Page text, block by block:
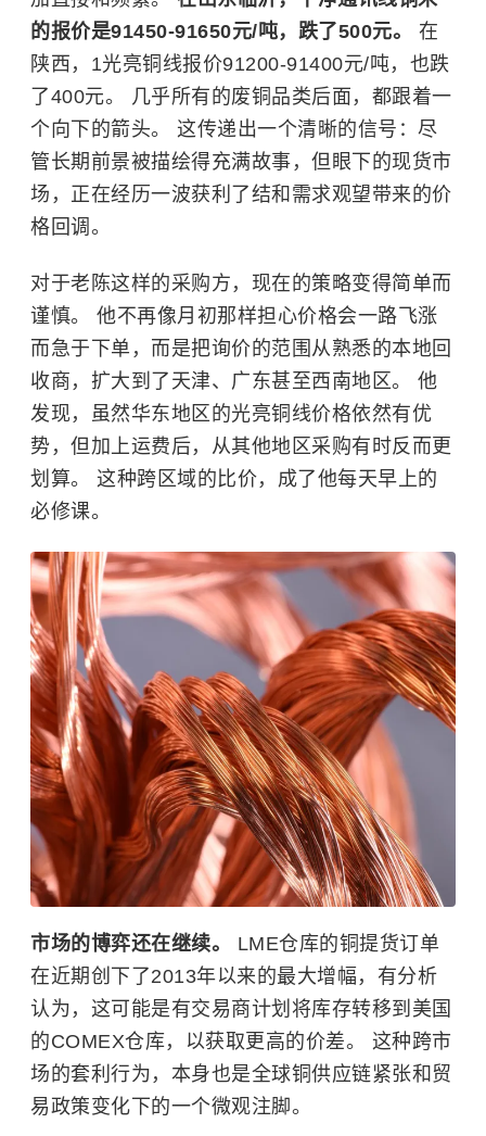
的报价是91450-91650元/吨，跌了500元。 在
陕西，1光亮铜线报价91200-91400元/吨，也跌
了400元。 几乎所有的废铜品类后面，都跟着一
个向下的箭头。 这传递出一个清晰的信号：尽
管长期前景被描绘得充满故事，但眼下的现货市
场，正在经历一波获利了结和需求观望带来的价
格回调。
对于老陈这样的采购方，现在的策略变得简单而
谨慎。 他不再像月初那样担心价格会一路飞涨
而急于下单，而是把询价的范围从熟悉的本地回
收商，扩大到了天津、广东甚至西南地区。 他
发现，虽然华东地区的光亮铜线价格依然有优
势，但加上运费后，从其他地区采购有时反而更
划算。 这种跨区域的比价，成了他每天早上的
必修课。
市场的博弈还在继续。 LME仓库的铜提货订单
在近期创下了2013年以来的最大增幅，有分析
认为，这可能是有交易商计划将库存转移到美国
的COMEX仓库，以获取更高的价差。 这种跨市
场的套利行为，本身也是全球铜供应链紧张和贸
易政策变化下的一个微观注脚。